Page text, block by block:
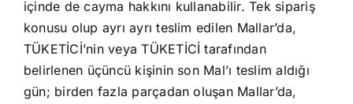
içinde de cayma hakkını kullanabilir. Tek sipariş
konusu olup ayrı ayrı teslim edilen Mallar’da,
TÜKETİCİ’nin veya TÜKETİCİ tarafından
belirlenen üçüncü kişinin son Mal’ı teslim aldığı
gün; birden fazla parçadan oluşan Mallar’da,